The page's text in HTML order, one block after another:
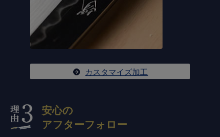
カスタマイズ加工
安心の
アフターフォロー